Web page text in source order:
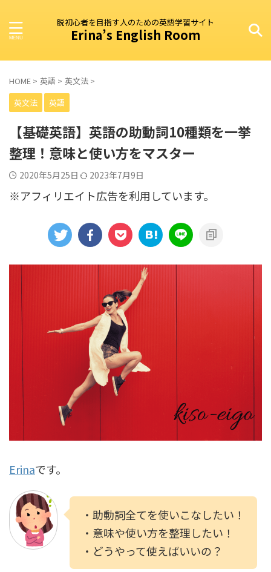
脱初心者を目指す人のための英語学習サイト
Erina’s English Room
HOME > 英語 > 英文法 >
英文法
英語
【基礎英語】英語の助動詞10種類を一挙
整理！意味と使い方をマスター
2020年5月25日 2023年7月9日
※アフィリエイト広告を利用しています。
Erinaです。
・助動詞全てを使いこなしたい！
・意味や使い方を整理したい！
・どうやって使えばいいの？